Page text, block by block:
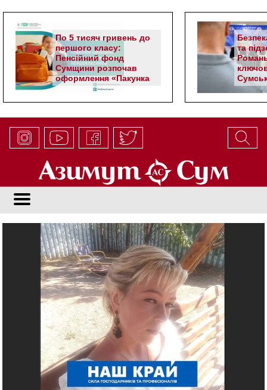
По 5 тисяч гривень до
першого класу:
Пенсійний фонд
Сумщини розпочав
оформлення «Пакунка
школяра»
та